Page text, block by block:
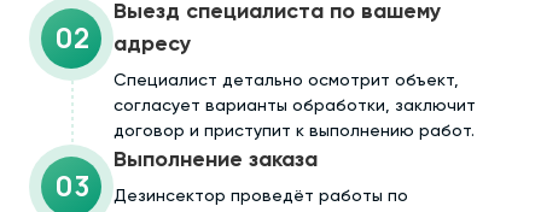
02
Выезд специалиста по вашему
адресу
Cпециалист детально осмотрит объект,
согласует варианты обработки, заключит
договор и приступит к выполнению работ.
03
Выполнение заказа
Дезинсектор проведёт работы по